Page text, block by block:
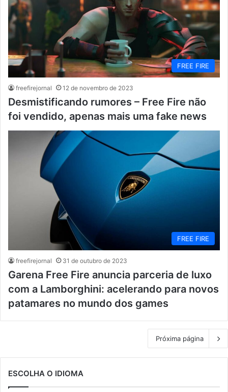
FREE FIRE
freefirejornal 12 de novembro de 2023
Desmistificando rumores – Free Fire não
foi vendido, apenas mais uma fake news
FREE FIRE
freefirejornal 31 de outubro de 2023
Garena Free Fire anuncia parceria de luxo
com a Lamborghini: acelerando para novos
patamares no mundo dos games
Próxima página
ESCOLHA O IDIOMA